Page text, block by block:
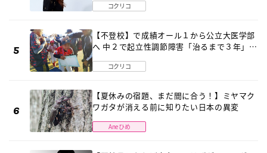
コクリコ
【不登校】で成績オール１から公立大医学部
へ 中２で起立性調節障害「治るまで３年」の
コクリコ
【夏休みの宿題、まだ間に合う！】ミヤマク
ワガタが消える前に知りたい日本の異変
Aneひめ